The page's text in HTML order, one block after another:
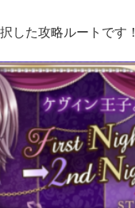
した攻略ルートです！